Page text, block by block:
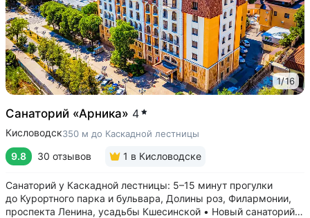
1/16
Санаторий «Арника» 4
Кисловодск350 м до Каскадной лестницы
9.8 30 отзывов 1 в Кисловодске
Санаторий у Каскадной лестницы: 5–15 минут прогулки
до Курортного парка и бульвара, Долины роз, Филармонии,
проспекта Ленина, усадьбы Кшесинской • Новый санаторий,